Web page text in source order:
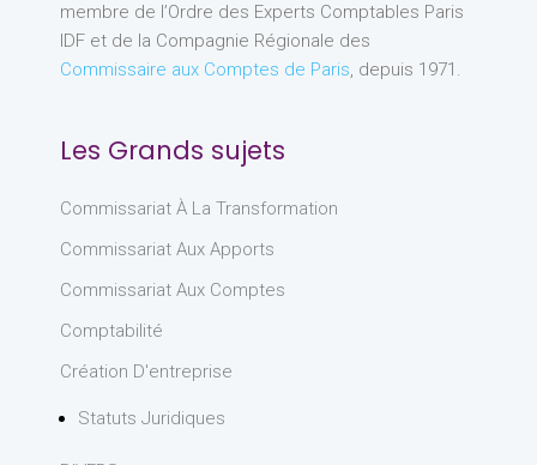
membre de l’Ordre des Experts Comptables Paris
IDF et de la Compagnie Régionale des
Commissaire aux Comptes de Paris, depuis 1971.
Les Grands sujets
Commissariat À La Transformation
Commissariat Aux Apports
Commissariat Aux Comptes
Comptabilité
Création D'entreprise
Statuts Juridiques